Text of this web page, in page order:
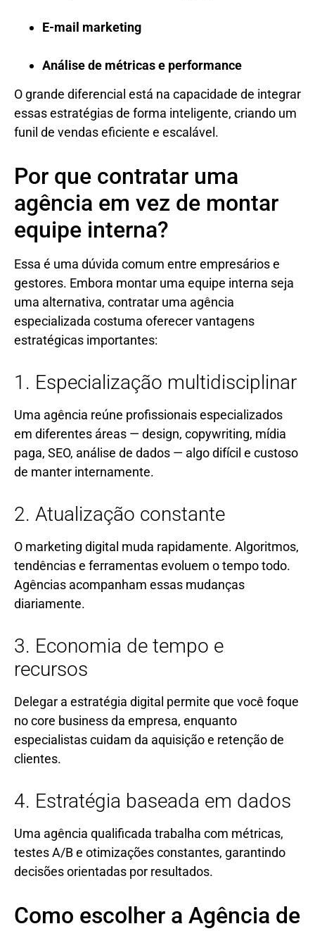
E-mail marketing
Análise de métricas e performance
O grande diferencial está na capacidade de integrar
essas estratégias de forma inteligente, criando um
funil de vendas eficiente e escalável.
Por que contratar uma
agência em vez de montar
equipe interna?
Essa é uma dúvida comum entre empresários e
gestores. Embora montar uma equipe interna seja
uma alternativa, contratar uma agência
especializada costuma oferecer vantagens
estratégicas importantes:
1. Especialização multidisciplinar
Uma agência reúne profissionais especializados
em diferentes áreas — design, copywriting, mídia
paga, SEO, análise de dados — algo difícil e custoso
de manter internamente.
2. Atualização constante
O marketing digital muda rapidamente. Algoritmos,
tendências e ferramentas evoluem o tempo todo.
Agências acompanham essas mudanças
diariamente.
3. Economia de tempo e
recursos
Delegar a estratégia digital permite que você foque
no core business da empresa, enquanto
especialistas cuidam da aquisição e retenção de
clientes.
4. Estratégia baseada em dados
Uma agência qualificada trabalha com métricas,
testes A/B e otimizações constantes, garantindo
decisões orientadas por resultados.
Como escolher a Agência de